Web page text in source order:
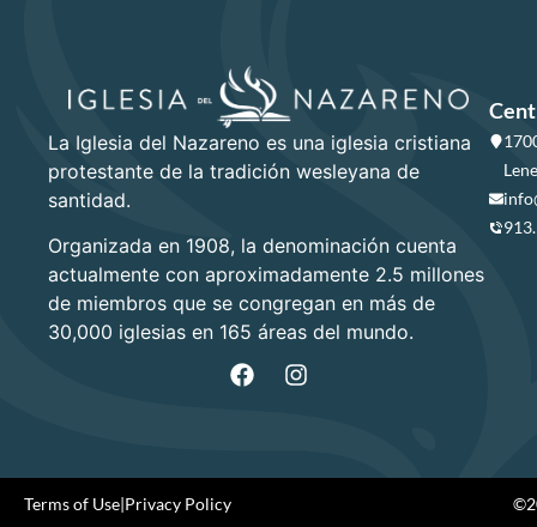
La Iglesia del Nazareno es una iglesia cristiana
protestante de la tradición wesleyana de
santidad.
Organizada en 1908, la denominación cuenta
actualmente con aproximadamente 2.5 millones
de miembros que se congregan en más de
30,000 iglesias en 165 áreas del mundo.
Terms of Use Privacy Policy